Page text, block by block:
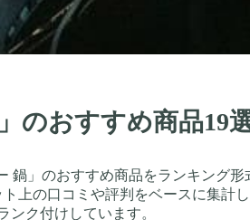
のおすすめ商品19
鍋」のおすすめ商品をランキング形
上の口コミや評判をベースに集計し
ンク付けしています。